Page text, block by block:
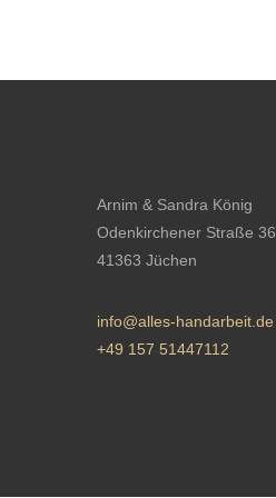
Arnim & Sandra König
Odenkirchener Straße 36
41363 Jüchen
info@alles-handarbeit.de
+49 157 51447112